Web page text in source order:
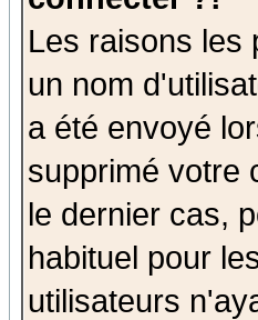
Les raisons les
un nom
a été envoyé
supprimé votre
le dernier cas,
habituel pour
utilisateurs